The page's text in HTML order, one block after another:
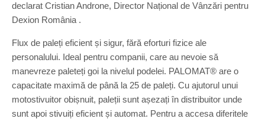
declarat Cristian Androne, Director Național de Vânzări pentru
Dexion România .
Flux de paleți eficient și sigur, fără eforturi fizice ale
personalului. Ideal pentru companii, care au nevoie să
manevreze paleteți goi la nivelul podelei. PALOMAT® are o
capacitate maximă de până la 25 de paleți. Cu ajutorul unui
motostivuitor obișnuit, paleții sunt așezați în distribuitor unde
sunt apoi stivuiți eficient și automat. Pentru a accesa diferitele